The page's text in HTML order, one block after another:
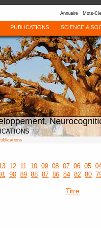
Annuaire Mots-
PUBLICATIONS SCIENCE &
12 11 10 09 08 07 06 05
90 89 88 87 86 84 82 80
Titre